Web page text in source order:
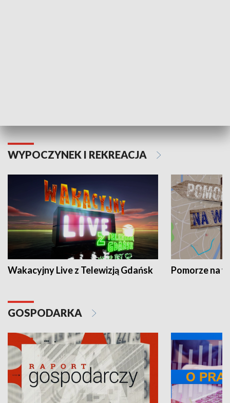
WYPOCZYNEK I REKREACJA
Wakacyjny Live z Telewizją Gdańsk Pomorze na
GOSPODARKA